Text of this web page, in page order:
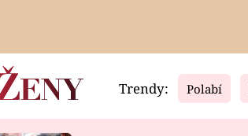
Video
Trendy: Polabí